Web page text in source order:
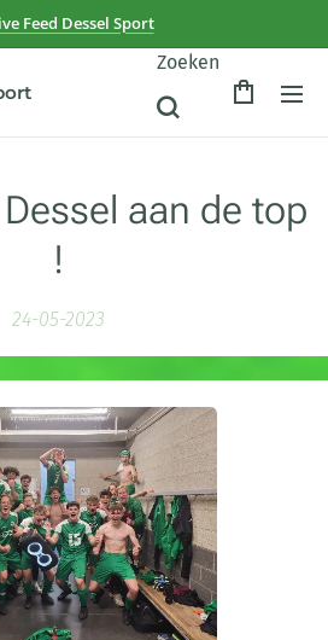
Feed Dessel Sport
Zoeken
aan de top
!
24-05-2023